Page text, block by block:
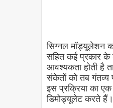
सिग्नल मॉड्यूलेशन
सहित कई प्रकार के
आवश्यकता होती है
संकेतों को तब गंतव्य
इस प्रक्रिया का
डिमोड्यूलेट करते